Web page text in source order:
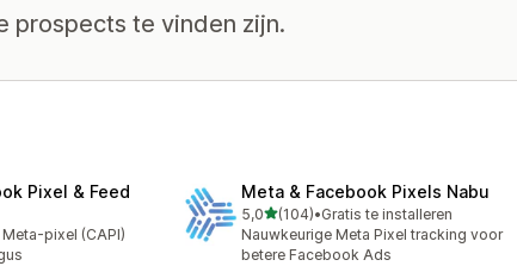
prospects te vinden zijn.
Pixel & Feed
pixel (CAPI)
Meta & Facebook Pixels Nabu
5,0van 5 sterren
(104)
104 recensies in totaal
•Gratis te installeren
Nauwkeurige Meta Pixel tracking voor
betere Facebook Ads